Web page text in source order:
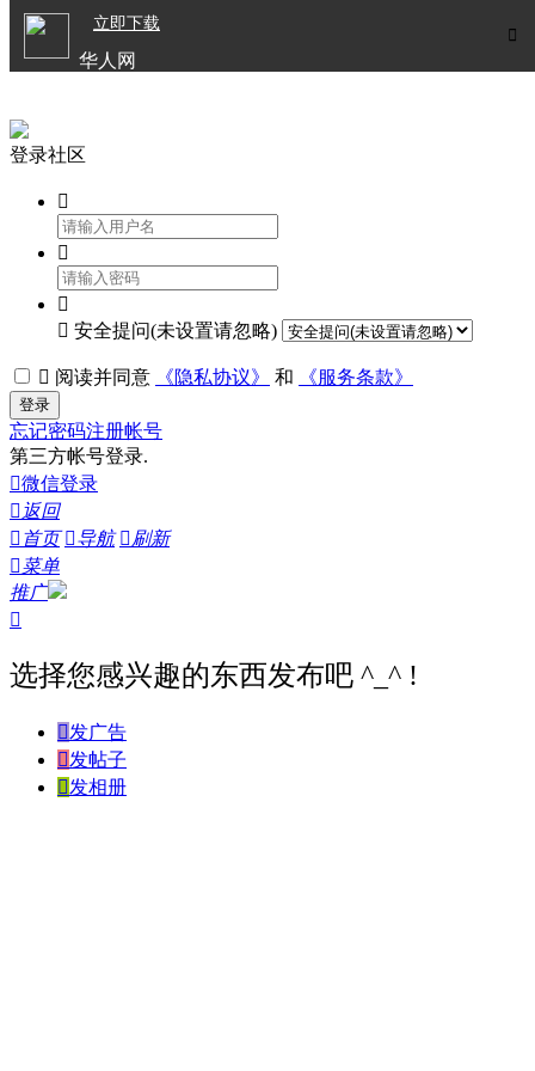

立即下载
华人网
登录社区



 安全提问(未设置请忽略)
 阅读并同意 《隐私协议》 和 《服务条款》
登录
忘记密码注册帐号
第三方帐号登录.
微信登录
 返回
 首页 导航 刷新
菜单
推广

选择您感兴趣的东西发布吧 ^_^ !
发广告
发帖子
发相册